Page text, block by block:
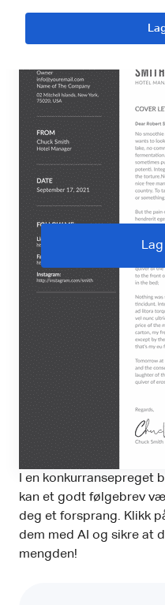
I en konkurransepreget
kan et godt følgebrev
deg et forsprang. Klikk
dem med AI og sikre at
mengden!